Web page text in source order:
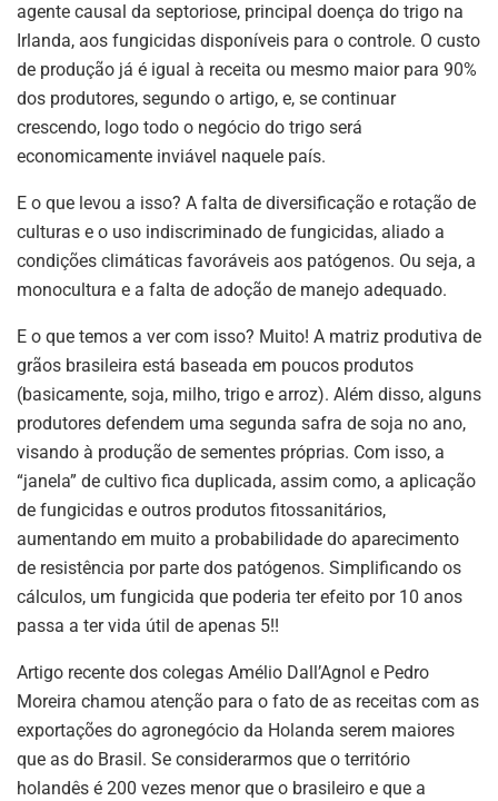
agente causal da septoriose, principal doença do trigo na
Irlanda, aos fungicidas disponíveis para o controle. O custo
de produção já é igual à receita ou mesmo maior para 90%
dos produtores, segundo o artigo, e, se continuar
crescendo, logo todo o negócio do trigo será
economicamente inviável naquele país.
E o que levou a isso? A falta de diversificação e rotação de
culturas e o uso indiscriminado de fungicidas, aliado a
condições climáticas favoráveis aos patógenos. Ou seja, a
monocultura e a falta de adoção de manejo adequado.
E o que temos a ver com isso? Muito! A matriz produtiva de
grãos brasileira está baseada em poucos produtos
(basicamente, soja, milho, trigo e arroz). Além disso, alguns
produtores defendem uma segunda safra de soja no ano,
visando à produção de sementes próprias. Com isso, a
“janela” de cultivo fica duplicada, assim como, a aplicação
de fungicidas e outros produtos fitossanitários,
aumentando em muito a probabilidade do aparecimento
de resistência por parte dos patógenos. Simplificando os
cálculos, um fungicida que poderia ter efeito por 10 anos
passa a ter vida útil de apenas 5!!
Artigo recente dos colegas Amélio Dall’Agnol e Pedro
Moreira chamou atenção para o fato de as receitas com as
exportações do agronegócio da Holanda serem maiores
que as do Brasil. Se considerarmos que o território
holandês é 200 vezes menor que o brasileiro e que a